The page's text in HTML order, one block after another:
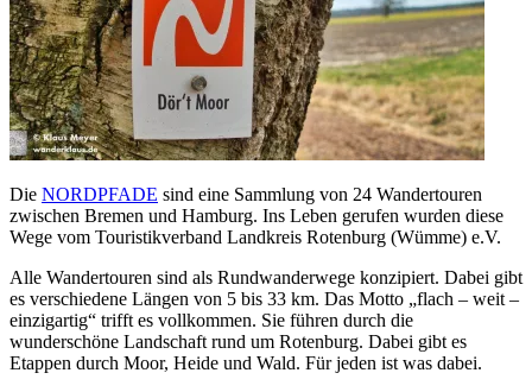
Die NORDPFADE sind eine Sammlung von 24 Wandertouren
zwischen Bremen und Hamburg. Ins Leben gerufen wurden diese
Wege vom Touristikverband Landkreis Rotenburg (Wümme) e.V.
Alle Wandertouren sind als Rundwanderwege konzipiert. Dabei gibt
es verschiedene Längen von 5 bis 33 km. Das Motto „flach – weit –
einzigartig“ trifft es vollkommen. Sie führen durch die
wunderschöne Landschaft rund um Rotenburg. Dabei gibt es
Etappen durch Moor, Heide und Wald. Für jeden ist was dabei.